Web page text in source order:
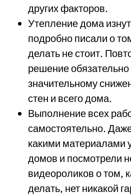
других факторов.
Утепление дома
подробно писали о
делать не стоит.
решение обязательно
значительному
стен и всего дома.
Выполнение всех
самостоятельно.
какими материалами
домов и посмотрели
видеороликов о том,
делать, нет никакой